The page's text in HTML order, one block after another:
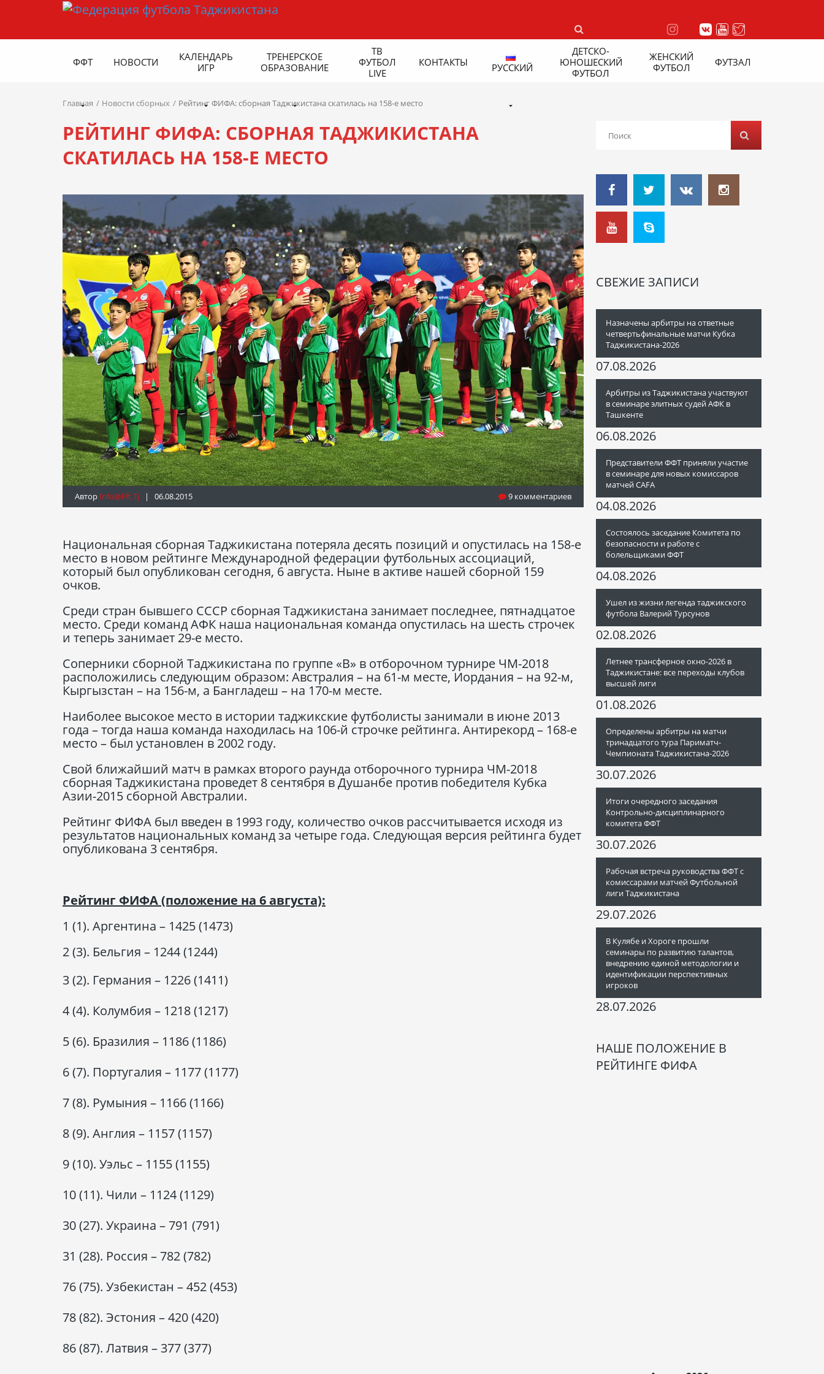
ФФТ НОВОСТИ
КАЛЕНДАРЬ
ИГР
ТРЕНЕРСКОЕ
ОБРАЗОВАНИЕ
ТВ
ФУТБОЛ
LIVE
КОНТАКТЫ РУССКИЙ
ДЕТСКО-
ЮНОШЕСКИЙ
ФУТБОЛ
ЖЕНСКИЙ
ФУТБОЛ
ФУТЗАЛ
Главная Новости сборных Рейтинг ФИФА: сборная Таджикистана скатилась на 158-е место
РЕЙТИНГ ФИФА: СБОРНАЯ ТАДЖИКИСТАНА
СКАТИЛАСЬ НА 158-Е МЕСТО
Автор Info@fft.tj | 06.08.2015 9 комментариев
Национальная сборная Таджикистана потеряла десять позиций и опустилась на 158-е
место в новом рейтинге Международной федерации футбольных ассоциаций,
который был опубликован сегодня, 6 августа. Ныне в активе нашей сборной 159
очков.
Среди стран бывшего СССР сборная Таджикистана занимает последнее, пятнадцатое
место. Среди команд АФК наша национальная команда опустилась на шесть строчек
и теперь занимает 29-е место.
Соперники сборной Таджикистана по группе «В» в отборочном турнире ЧМ-2018
расположились следующим образом: Австралия – на 61-м месте, Иордания – на 92-м,
Кыргызстан – на 156-м, а Бангладеш – на 170-м месте.
Наиболее высокое место в истории таджикские футболисты занимали в июне 2013
года – тогда наша команда находилась на 106-й строчке рейтинга. Антирекорд – 168-е
место – был установлен в 2002 году.
Свой ближайший матч в рамках второго раунда отборочного турнира ЧМ-2018
сборная Таджикистана проведет 8 сентября в Душанбе против победителя Кубка
Азии-2015 сборной Австралии.
Рейтинг ФИФА был введен в 1993 году, количество очков рассчитывается исходя из
результатов национальных команд за четыре года. Следующая версия рейтинга будет
опубликована 3 сентября.
Рейтинг ФИФА (положение на 6 августа):
1 (1). Аргентина – 1425 (1473)
2 (3). Бельгия – 1244 (1244)
3 (2). Германия – 1226 (1411)
4 (4). Колумбия – 1218 (1217)
5 (6). Бразилия – 1186 (1186)
6 (7). Португалия – 1177 (1177)
7 (8). Румыния – 1166 (1166)
8 (9). Англия – 1157 (1157)
9 (10). Уэльс – 1155 (1155)
10 (11). Чили – 1124 (1129)
30 (27). Украина – 791 (791)
31 (28). Россия – 782 (782)
76 (75). Узбекистан – 452 (453)
78 (82). Эстония – 420 (420)
86 (87). Латвия – 377 (377)
СВЕЖИЕ ЗАПИСИ
Назначены арбитры на ответные
четвертьфинальные матчи Кубка
Таджикистана-2026
07.08.2026
Арбитры из Таджикистана участвуют
в семинаре элитных судей АФК в
Ташкенте
06.08.2026
Представители ФФТ приняли участие
в семинаре для новых комиссаров
матчей CAFA
04.08.2026
Состоялось заседание Комитета по
безопасности и работе с
болельщиками ФФТ
04.08.2026
Ушел из жизни легенда таджикского
футбола Валерий Турсунов
02.08.2026
Летнее трансферное окно-2026 в
Таджикистане: все переходы клубов
высшей лиги
01.08.2026
Определены арбитры на матчи
тринадцатого тура Париматч-
Чемпионата Таджикистана-2026
30.07.2026
Итоги очередного заседания
Контрольно-дисциплинарного
комитета ФФТ
30.07.2026
Рабочая встреча руководства ФФТ с
комиссарами матчей Футбольной
лиги Таджикистана
29.07.2026
В Кулябе и Хороге прошли
семинары по развитию талантов,
внедрению единой методологии и
идентификации перспективных
игроков
28.07.2026
НАШЕ ПОЛОЖЕНИЕ В
РЕЙТИНГЕ ФИФА